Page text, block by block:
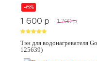
-6%
1 600 p 1 700 p
Тэн для водонагревателя
125639)